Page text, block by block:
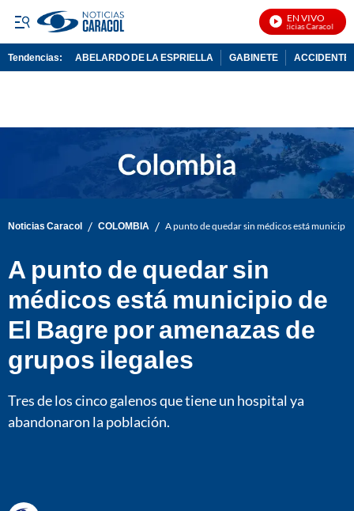
EN VIVO
Noticias Caracol En
Tendencias: ABELARDO DE LA ESPRIELLA GABINETE ACCIDENTE
Noticias Caracol / COLOMBIA / A punto de quedar sin médicos está
A punto de quedar sin
médicos está municipio de
El Bagre por amenazas de
grupos ilegales
Tres de los cinco galenos que tiene un hospital ya
abandonaron la población.